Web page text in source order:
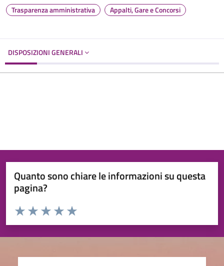
Trasparenza amministrativa Appalti, Gare e Concorsi
DISPOSIZIONI GENERALI
Quanto sono chiare le informazioni su questa
pagina?
Valuta da 1 a 5 stelle la pagina
Valuta 5 stelle su 5
Valuta 4 stelle su 5
Valuta 3 stelle su 5
Valuta 2 stelle su 5
Valuta 1 stelle su 5